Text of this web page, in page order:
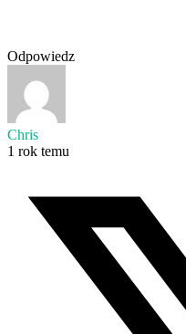
Odpowiedz
Chris
1 rok temu